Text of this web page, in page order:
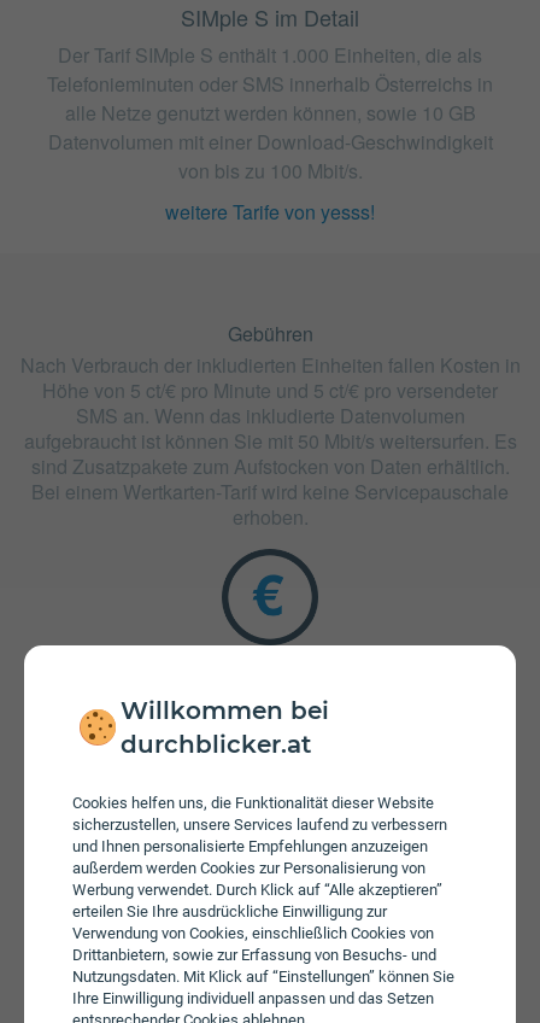
Willkommen bei
durchblicker.at
Cookies helfen uns, die Funktionalität dieser Website
sicherzustellen, unsere Services laufend zu verbessern
und Ihnen personalisierte Empfehlungen anzuzeigen
außerdem werden Cookies zur Personalisierung von
Werbung verwendet. Durch Klick auf “Alle akzeptieren”
erteilen Sie Ihre ausdrückliche Einwilligung zur
Verwendung von Cookies, einschließlich Cookies von
Drittanbietern, sowie zur Erfassung von Besuchs- und
Nutzungsdaten. Mit Klick auf “Einstellungen” können Sie
Ihre Einwilligung individuell anpassen und das Setzen
SIMple S im Detail
Der Tarif SIMple S enthält 1.000 Einheiten, die als
Telefonieminuten oder SMS innerhalb Österreichs in
alle Netze genutzt werden können, sowie 10 GB
Datenvolumen mit einer Download-Geschwindigkeit
von bis zu 100 Mbit/s.
weitere Tarife von yesss!
Gebühren
Nach Verbrauch der inkludierten Einheiten fallen Kosten in
Höhe von 5 ct/€ pro Minute und 5 ct/€ pro versendeter
SMS an. Wenn das inkludierte Datenvolumen
aufgebraucht ist können Sie mit 50 Mbit/s weitersurfen. Es
sind Zusatzpakete zum Aufstocken von Daten erhältlich.
Bei einem Wertkarten-Tarif wird keine Servicepauschale
erhoben.
Zusatzpakete
SIMple S Jahrestarif ist mit verschiedenen
Zusatzprodukte erfahren Sie in unserm Handytarif-
Rechner. Dort können Sie den Tarif nach Belieben mit
anderen Angeboten kombinieren.